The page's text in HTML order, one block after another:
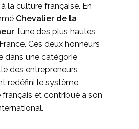
la culture française. En
Chevalier de la
, l’une des plus hautes
Ces deux honneurs
dans une catégorie
des entrepreneurs
redéfini le système
et contribué à son